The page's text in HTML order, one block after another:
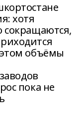
хотя
сокращаются,
объёмы
пока не